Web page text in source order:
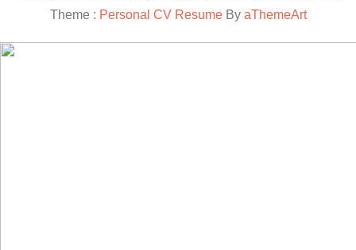
Theme : Personal CV ResumeBy aThemeArt